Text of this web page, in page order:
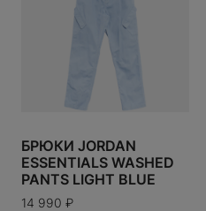
TILBURY
БРЮКИ JORDAN
ESSENTIALS WASHED
PANTS LIGHT BLUE
14 990 ₽